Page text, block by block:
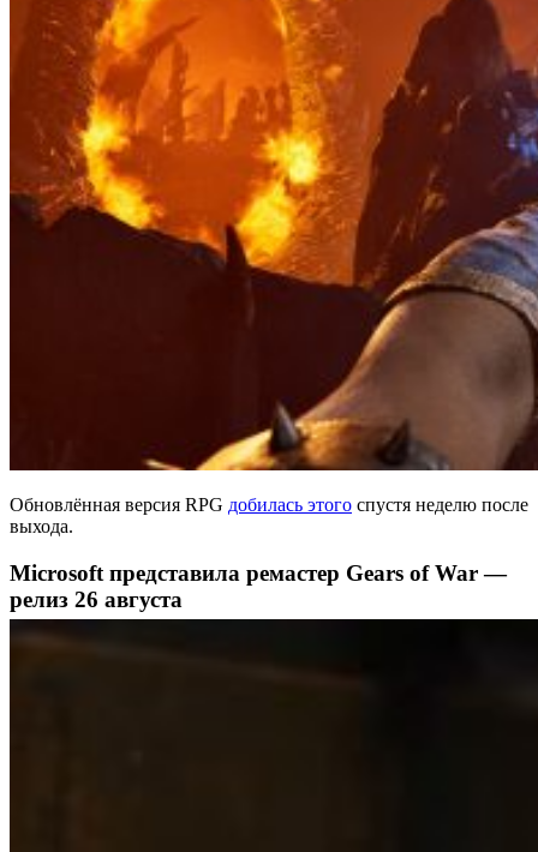
Обновлённая версия RPG добилась этого спустя неделю после
выхода.
Microsoft представила ремастер Gears of War —
релиз 26 августа